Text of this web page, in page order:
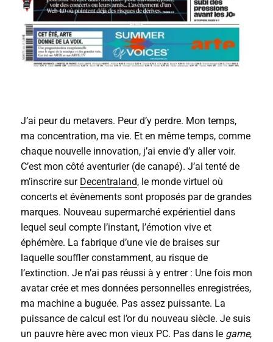
J’ai peur du metavers. Peur d’y perdre. Mon temps,
ma concentration, ma vie. Et en même temps, comme
chaque nouvelle innovation, j’ai envie d’y aller voir.
C’est mon côté aventurier (de canapé). J’ai tenté de
m’inscrire sur Decentraland, le monde virtuel où
concerts et évènements sont proposés par de grandes
marques. Nouveau supermarché expérientiel dans
lequel seul compte l’instant, l’émotion vive et
éphémère. La fabrique d’une vie de braises sur
laquelle souffler constamment, au risque de
l’extinction. Je n’ai pas réussi à y entrer : Une fois mon
avatar crée et mes données personnelles enregistrées,
ma machine a buguée. Pas assez puissante. La
puissance de calcul est l’or du nouveau siècle. Je suis
un pauvre hère avec mon vieux PC. Pas dans le game,